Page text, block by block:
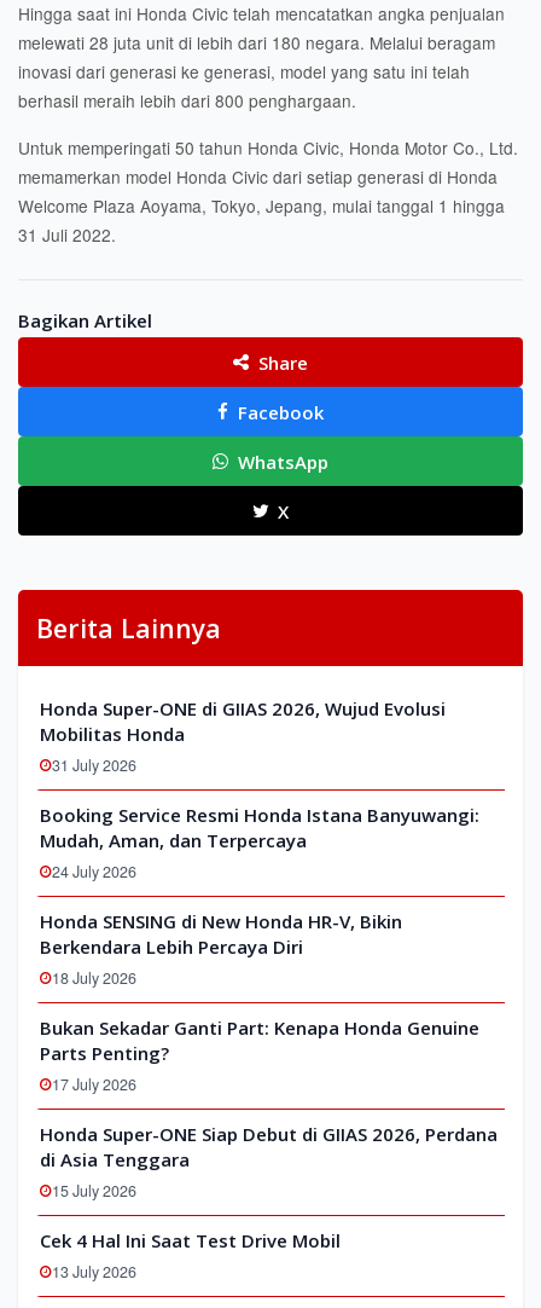
Hingga saat ini Honda Civic telah mencatatkan angka penjualan
melewati 28 juta unit di lebih dari 180 negara. Melalui beragam
inovasi dari generasi ke generasi, model yang satu ini telah
berhasil meraih lebih dari 800 penghargaan.
Untuk memperingati 50 tahun Honda Civic, Honda Motor Co., Ltd.
memamerkan model Honda Civic dari setiap generasi di Honda
Welcome Plaza Aoyama, Tokyo, Jepang, mulai tanggal 1 hingga
31 Juli 2022.
Bagikan Artikel
Share
Facebook
WhatsApp
X
Berita Lainnya
Honda Super-ONE di GIIAS 2026, Wujud Evolusi
Mobilitas Honda
31 July 2026
Booking Service Resmi Honda Istana Banyuwangi:
Mudah, Aman, dan Terpercaya
24 July 2026
Honda SENSING di New Honda HR-V, Bikin
Berkendara Lebih Percaya Diri
18 July 2026
Bukan Sekadar Ganti Part: Kenapa Honda Genuine
Parts Penting?
17 July 2026
Honda Super-ONE Siap Debut di GIIAS 2026, Perdana
di Asia Tenggara
15 July 2026
Cek 4 Hal Ini Saat Test Drive Mobil
13 July 2026